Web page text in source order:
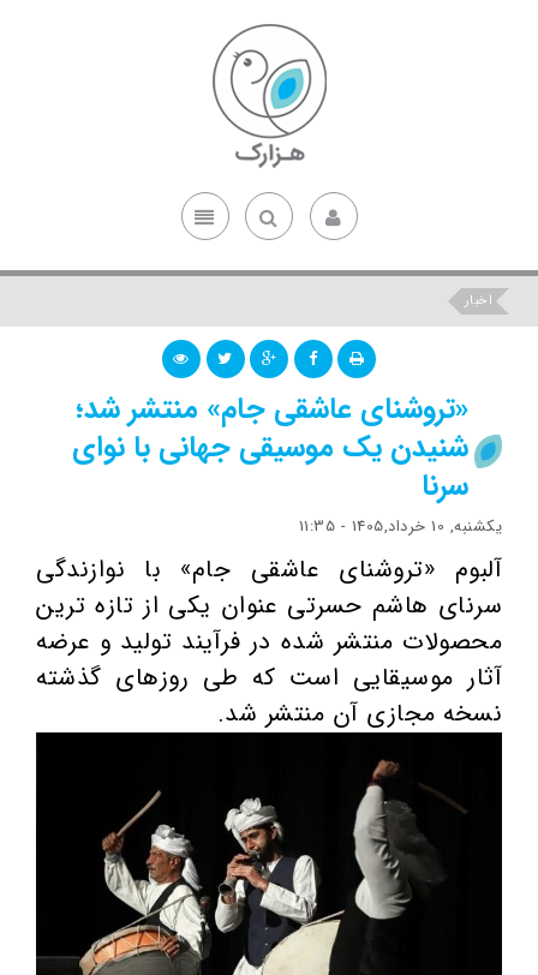
اخبار
«تروشنای عاشقی جام» منتشر شد؛
شنیدن یک موسیقی جهانی با نوای
سرنا
یکشنبه, 10 خرداد,1405 - 11:35
آلبوم «تروشنای عاشقی جام» با نوازندگی
سرنای هاشم حسرتی عنوان یکی از تازه ترین
محصولات منتشر شده در فرآیند تولید و عرضه
آثار موسیقایی است که طی روزهای گذشته
نسخه مجازی آن منتشر شد.